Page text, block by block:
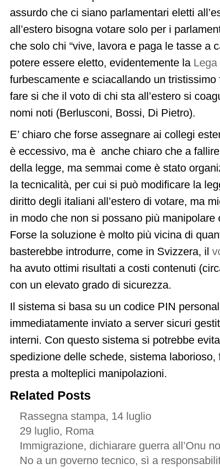
assurdo che ci siano parlamentari eletti
all’estero bisogna votare solo per i
che solo chi “vive, lavora e paga le tasse a
potere essere eletto, evidentemente la Lega
furbescamente e sciacallando un tristissimo
fare si che il voto di chi sta all’estero si
nomi noti (Berlusconi, Bossi, Di Pietro).
E’ chiaro che forse assegnare ai collegi
è eccessivo, ma è anche chiaro che a
della legge, ma semmai come è stato
la tecnicalità, per cui si può modificare la
diritto degli italiani all’estero di votare, ma
in modo che non si possano più manipolare
Forse la soluzione è molto più vicina di
basterebbe introdurre, come in Svizzera, il
ha avuto ottimi risultati a costi contenuti
con un elevato grado di sicurezza.
Il sistema si basa su un codice PIN
immediatamente inviato a server sicuri
interni. Con questo sistema si potrebbe
spedizione delle schede, sistema laborioso,
presta a molteplici manipolazioni.
Related Posts
Rassegna stampa, 14 luglio
29 luglio, Roma
Immigrazione, dichiarare guerra all’Onu
No a un governo tecnico, sì a